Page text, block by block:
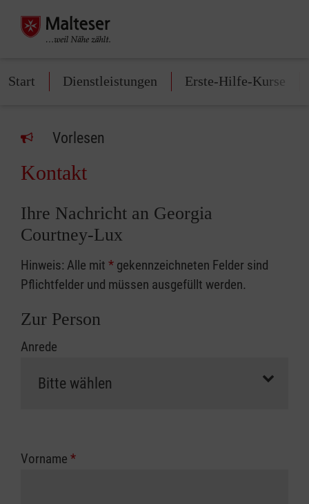
Start Dienstleistungen Erste-Hilfe-Kurse
Vorlesen
Kontakt
Ihre Nachricht an Georgia
Courtney-Lux
Hinweis: Alle mit * gekennzeichneten Felder sind
Pflichtfelder und müssen ausgefüllt werden.
Zur Person
Anrede
Vorname *